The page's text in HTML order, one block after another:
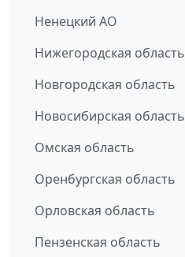
Ненецкий АО
Нижегородская область
Новгородская область
Новосибирская область
Омская область
Оренбургская область
Орловская область
Пензенская область